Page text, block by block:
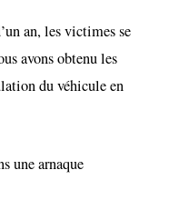
an, les victimes se
avons obtenu les
du véhicule en
une arnaque